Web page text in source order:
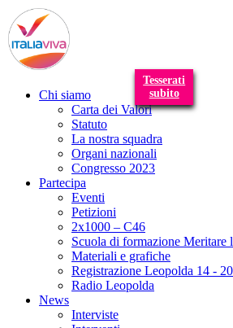
Tesserati
subito
Chi siamo
Carta dei Valori
Statuto
La nostra squadra
Organi nazionali
Congresso 2023
Partecipa
Eventi
Petizioni
2x1000 – C46
Scuola di formazione Meritare
Materiali e grafiche
Registrazione Leopolda 14 -
Radio Leopolda
News
Interviste